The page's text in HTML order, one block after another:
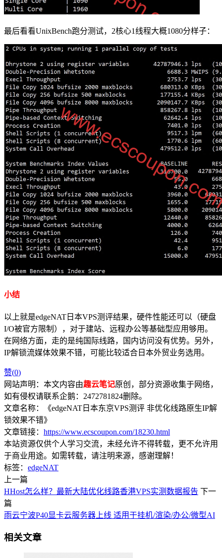
最后看看UnixBench跑分测试，2核心1线程大概1080分样子：
小结
以上就是edgeNAT日本VPS测评结果，硬件性能还可以（硬盘
I/O被官方限制），对于建站、远程办公等基础型应用够用。
在网络方面，走的是纯国际线路，国内访问没有优势。另外，
IP解锁流媒体效果不错，可能比较适合日本外贸业务选用。
赞(0)
网站声明：本文内容由趣云笔记原创，部分资源收集于网络，
如有侵权请联系企鹅：2472781824删除。
文章名称：《edgeNAT日本东京VPS测评 非优化线路原生IP解
锁效果不错》
文章链接： https://www.ecscoupon.com/18230.html
本站资源仅供个人学习交流，未经允许不得转载，更不允许用
于商业用途。如需转载，请注明来源，感谢理解！
标签： edgeNAT
上一篇
HHost怎么样？最新大陆优化线路香港VPS实测数据报告 下一
篇
雨云宁波P40显卡云服务器上线 适用于挂机/渲染/办公/微型AI
相关文章